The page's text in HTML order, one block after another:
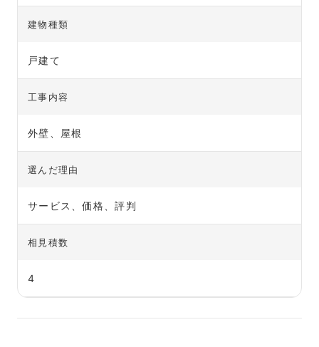
建物種類
戸建て
工事内容
外壁、屋根
選んだ理由
サービス、価格、評判
相見積数
4